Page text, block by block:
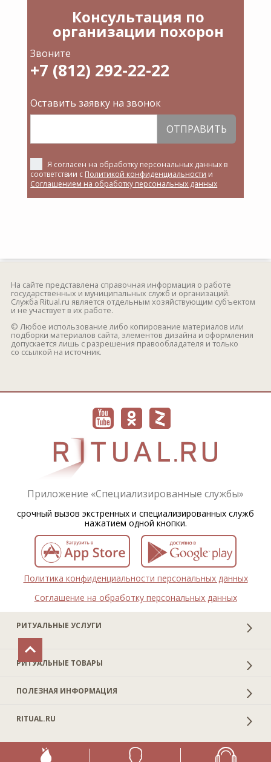
Консультация по
организации похорон
Звоните
+7 (812) 292-22-22
Оставить заявку на звонок
ОТПРАВИТЬ
Я согласен на обработку персональных данных в
соответствии с Политикой конфиденциальности и
Соглашением на обработку персональных данных
РИТУАЛЬНЫЕ УСЛУГИ
РИТУАЛЬНЫЕ ТОВАРЫ
ПОЛЕЗНАЯ ИНФОРМАЦИЯ
RITUAL.RU
На сайте представлена справочная информация о работе
государственных и муниципальных служб и организаций.
Служба Ritual.ru является отдельным хозяйствующим субъектом
и не участвует в их работе.
© Любое использование либо копирование материалов или
подборки материалов сайта, элементов дизайна и оформления
допускается лишь с разрешения правообладателя и только
со ссылкой на источник.
Приложение «Специализированные службы»
срочный вызов экстренных и специализированных служб
нажатием одной кнопки.
Политика конфиденциальности персональных данных
Соглашение на обработку персональных данных